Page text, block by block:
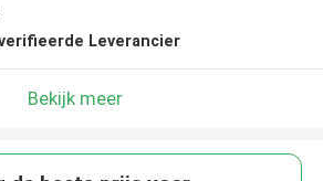
Leverancier
Bekijk meer